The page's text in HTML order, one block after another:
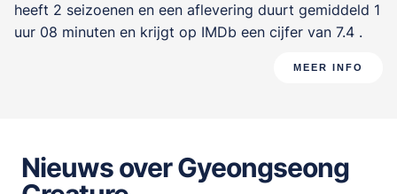
heeft 2 seizoenen en een aflevering duurt gemiddeld 1
uur 08 minuten en krijgt op IMDb een cijfer van 7.4 .
MEER INFO
Nieuws over Gyeongseong